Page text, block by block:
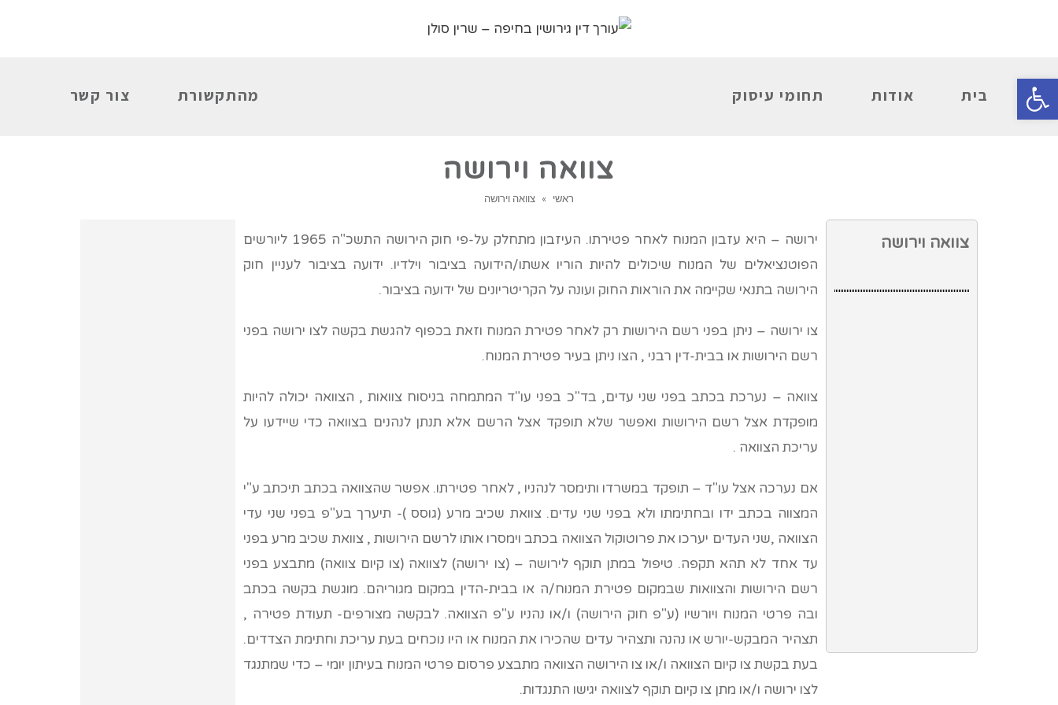
בית אודות תחומי עיסוק מהתקשורת צור קשר
צוואה וירושה
ראשי » צוואה וירושה
צוואה וירושה
ירושה – היא עזבון המנוח לאחר פטירתו. העיזבון מתחלק על-פי חוק הירושה התשכ"ה 1965 ליורשים
הפוטנציאלים של המנוח שיכולים להיות הוריו אשתו/הידועה בציבור וילדיו. ידועה בציבור לעניין חוק
הירושה בתנאי שקיימה את הוראות החוק ועונה על הקריטריונים של ידועה בציבור.
צו ירושה – ניתן בפני רשם הירושות רק לאחר פטירת המנוח וזאת בכפוף להגשת בקשה לצו ירושה בפני
רשם הירושות או בבית-דין רבני , הצו ניתן בעיר פטירת המנוח.
צוואה – נערכת בכתב בפני שני עדים, בד"כ בפני עו"ד המתמחה בניסוח צוואות , הצוואה יכולה להיות
מופקדת אצל רשם הירושות ואפשר שלא תופקד אצל הרשם אלא תנתן לנהנים בצוואה כדי שיידעו על
עריכת הצוואה .
אם נערכה אצל עו"ד – תופקד במשרדו ותימסר לנהניו , לאחר פטירתו. אפשר שהצוואה בכתב תיכתב ע"י
המצווה בכתב ידו ובחתימתו ולא בפני שני עדים. צוואת שכיב מרע (גוסס )- תיערך בע"פ בפני שני עדי
הצוואה ,שני העדים יערכו את פרוטוקול הצוואה בכתב וימסרו אותו לרשם הירושות , צוואת שכיב מרע בפני
עד אחד לא תהא תקפה. טיפול במתן תוקף לירושה – (צו ירושה) לצוואה (צו קיום צוואה) מתבצע בפני
רשם הירושות והצוואות שבמקום פטירת המנוח/ה או בבית-הדין במקום מגוריהם. מוגשת בקשה בכתב
ובה פרטי המנוח ויורשיו (ע"פ חוק הירושה) ו/או נהניו ע"פ הצוואה. לבקשה מצורפים- תעודת פטירה ,
תצהיר המבקש-יורש או נהנה ותצהיר עדים שהכירו את המנוח או היו נוכחים בעת עריכת וחתימת הצדדים.
בעת בקשת צו קיום הצוואה ו/או צו הירושה הצוואה מתבצע פרסום פרטי המנוח בעיתון יומי – כדי שמתנגד
לצו ירושה ו/או מתן צו קיום תוקף לצוואה יגישו התנגדות.
פתח סרגל נגישות